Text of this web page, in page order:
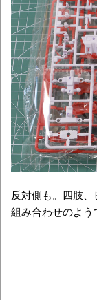
反対側も。四肢
組み合わせのよう